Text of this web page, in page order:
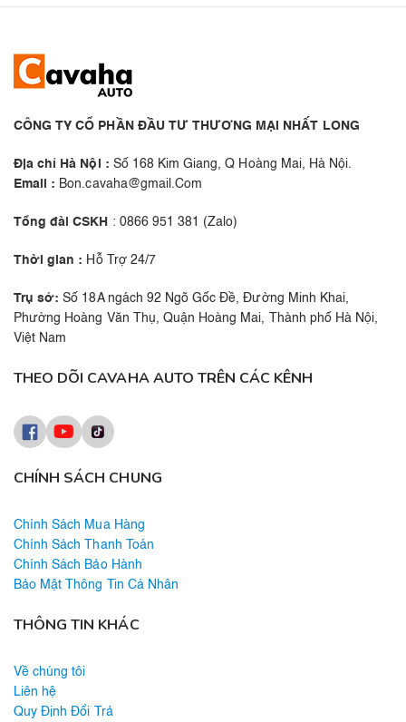
CÔNG TY CỔ PHẦN ĐẦU TƯ THƯƠNG MẠI NHẤT LONG
Địa chỉ Hà Nội : Số 168 Kim Giang, Q Hoàng Mai, Hà Nội.
Email : Bon.cavaha@gmail.Com
Tổng đài CSKH : 0866 951 381 (Zalo)
Thời gian : Hỗ Trợ 24/7
Trụ sở: Số 18A ngách 92 Ngõ Gốc Đề, Đường Minh Khai,
Phường Hoàng Văn Thụ, Quận Hoàng Mai, Thành phố Hà Nội,
Việt Nam
CHÍNH SÁCH CHUNG
Chính Sách Mua Hàng
Chính Sách Thanh Toán
Chính Sách Bảo Hành
Bảo Mật Thông Tin Cá Nhân
THÔNG TIN KHÁC
Về chúng tôi
Liên hệ
Quy Định Đổi Trả
THEO DÕI CAVAHA AUTO TRÊN CÁC KÊNH